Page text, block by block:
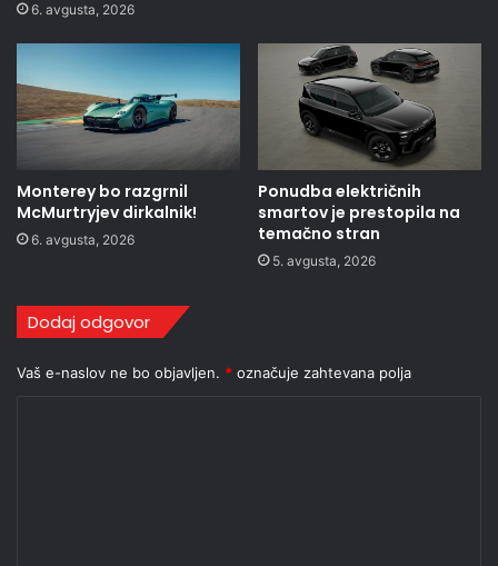
6. avgusta, 2026
Monterey bo razgrnil
McMurtryjev dirkalnik!
6. avgusta, 2026
Ponudba električnih
smartov je prestopila na
temačno stran
5. avgusta, 2026
Dodaj odgovor
Vaš e-naslov ne bo objavljen. * označuje zahtevana polja